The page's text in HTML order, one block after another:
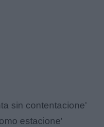
sin contentacione'
estacione'